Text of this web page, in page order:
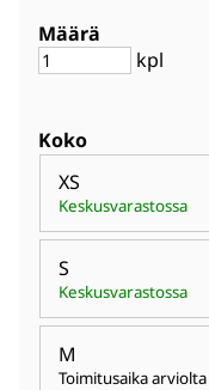
Määrä
kpl
Koko
XS
Keskusvarastossa
S
Keskusvarastossa
M
Toimitusaika arviolta